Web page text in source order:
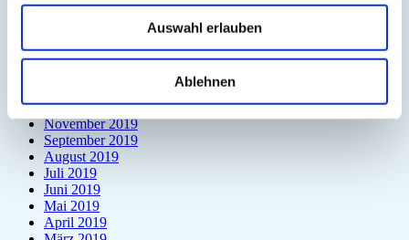
Auswahl erlauben
Ablehnen
Oktober 2020
Juli 2020
Dezember 2019
November 2019
September 2019
August 2019
Juli 2019
Juni 2019
Mai 2019
April 2019